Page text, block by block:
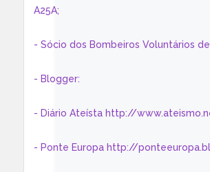
A25A;
- Sócio dos Bombeiros Voluntários
- Blogger:
- Diário Ateísta http://
- Ponte Europa http://